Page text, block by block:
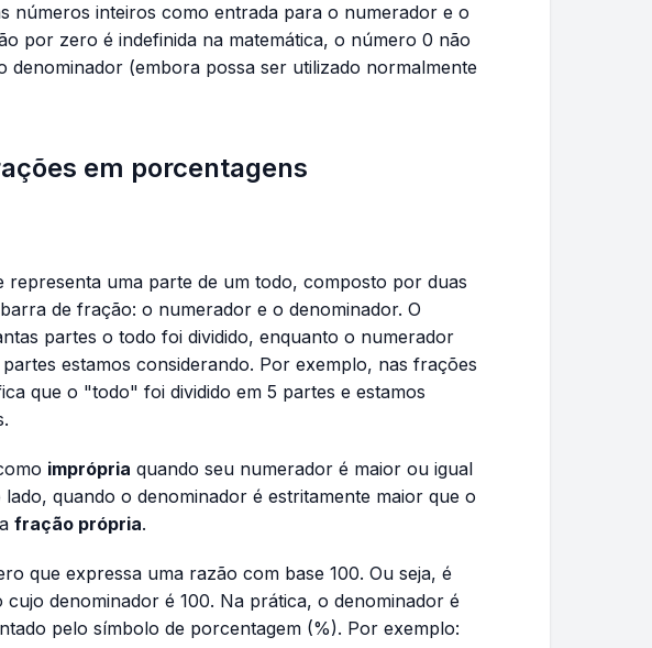
números inteiros como entrada para o numerador e o
por zero é indefinida na matemática, o número 0 não
denominador (embora possa ser utilizado normalmente
em porcentagens
representa uma parte de um todo, composto por duas
de fração: o numerador e o denominador. O
partes o todo foi dividido, enquanto o numerador
estamos considerando. Por exemplo, nas frações
que o "todo" foi dividido em 5 partes e estamos
imprópria quando seu numerador é maior ou igual
quando o denominador é estritamente maior que o
fração própria.
que expressa uma razão com base 100. Ou seja, é
denominador é 100. Na prática, o denominador é
pelo símbolo de porcentagem (%). Por exemplo: